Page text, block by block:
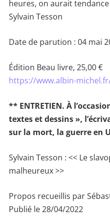
heures, on aurait tendance
Sylvain Tesson
Date de parution : 04 mai
Édition Beau livre, 25,00 €
https://www.albin-
** ENTRETIEN. À
textes et dessins »,
sur la mort, la guerre en
Sylvain Tesson : << Le
malheureux >>
Propos recueillis par
Publié le 28/04/2022